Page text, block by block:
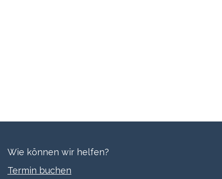
Wie können wir helfen?
Termi​n buchen